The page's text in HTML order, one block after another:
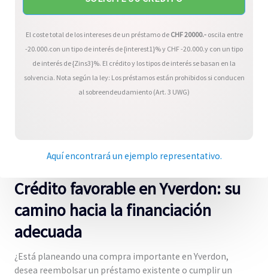
Crédito favorable en Yverdon: su
camino hacia la financiación
adecuada
¿Está planeando una compra importante en Yverdon,
desea reembolsar un préstamo existente o cumplir un
El coste total de los intereses de un préstamo deCHF20000.- oscila entre
-20.000.con un tipo de interés de {interest1}% y CHF-20.000.y con un tipo
de interés de {Zins3}%. El crédito y los tipos de interés se basan en la
solvencia. Nota según la ley: Los préstamos están prohibidos si conducen
al sobreendeudamiento (Art. 3 UWG)
Aquí encontrará un ejemplo representativo.